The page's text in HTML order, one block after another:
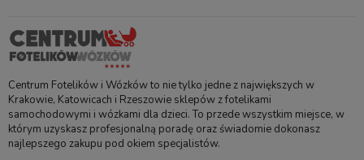
Info.regulations@cybex-online.com
Pliki do pobrania:
Instrukcja obsługi Cybex Gold Bouncer Stand
Akcesoria
Centrum Fotelików i Wózków to nie tylko jedne z największych w
Krakowie, Katowicach i Rzeszowie sklepów z fotelikami
samochodowymi i wózkami dla dzieci. To przede wszystkim miejsce, w
którym uzyskasz profesjonalną poradę oraz świadomie dokonasz
najlepszego zakupu pod okiem specjalistów.